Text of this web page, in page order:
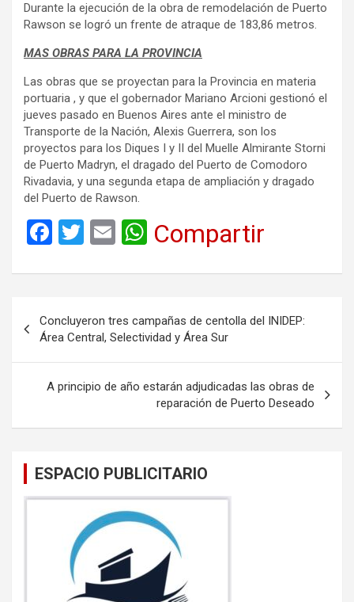
Durante la ejecución de la obra de remodelación de Puerto
Rawson se logró un frente de atraque de 183,86 metros.
MAS OBRAS PARA LA PROVINCIA
Las obras que se proyectan para la Provincia en materia
portuaria , y que el gobernador Mariano Arcioni gestionó el
jueves pasado en Buenos Aires ante el ministro de
Transporte de la Nación, Alexis Guerrera, son los
proyectos para los Diques I y II del Muelle Almirante Storni
de Puerto Madryn, el dragado del Puerto de Comodoro
Rivadavia, y una segunda etapa de ampliación y dragado
del Puerto de Rawson.
F
ce
o
o
k
T
tt
E
ail
W
at
A
p
p
Compartir
de
entradas
Concluyeron tres campañas de centolla del INIDEP:
Área Central, Selectividad y Área Sur
A principio de año estarán adjudicadas las obras de
reparación de Puerto Deseado
ESPACIO PUBLICITARIO